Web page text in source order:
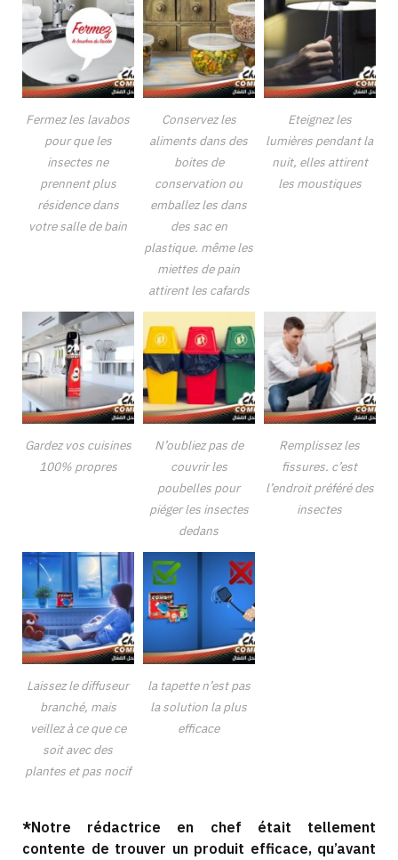
Fermez les lavabos
pour que les
insectes ne
prennent plus
résidence dans
votre salle de bain
Conservez les
aliments dans des
boites de
conservation ou
emballez les dans
des sac en
plastique. même les
miettes de pain
attirent les cafards
Eteignez les
lumières pendant la
nuit, elles attirent
les moustiques
Gardez vos cuisines
100% propres
N’oubliez pas de
couvrir les
poubelles pour
piéger les insectes
dedans
Remplissez les
fissures. c’est
l’endroit préféré des
insectes
Laissez le diffuseur
branché, mais
veillez à ce que ce
soit avec des
plantes et pas nocif
la tapette n’est pas
la solution la plus
efficace
*Notre rédactrice en chef était tellement
contente de trouver un produit efficace, qu’avant